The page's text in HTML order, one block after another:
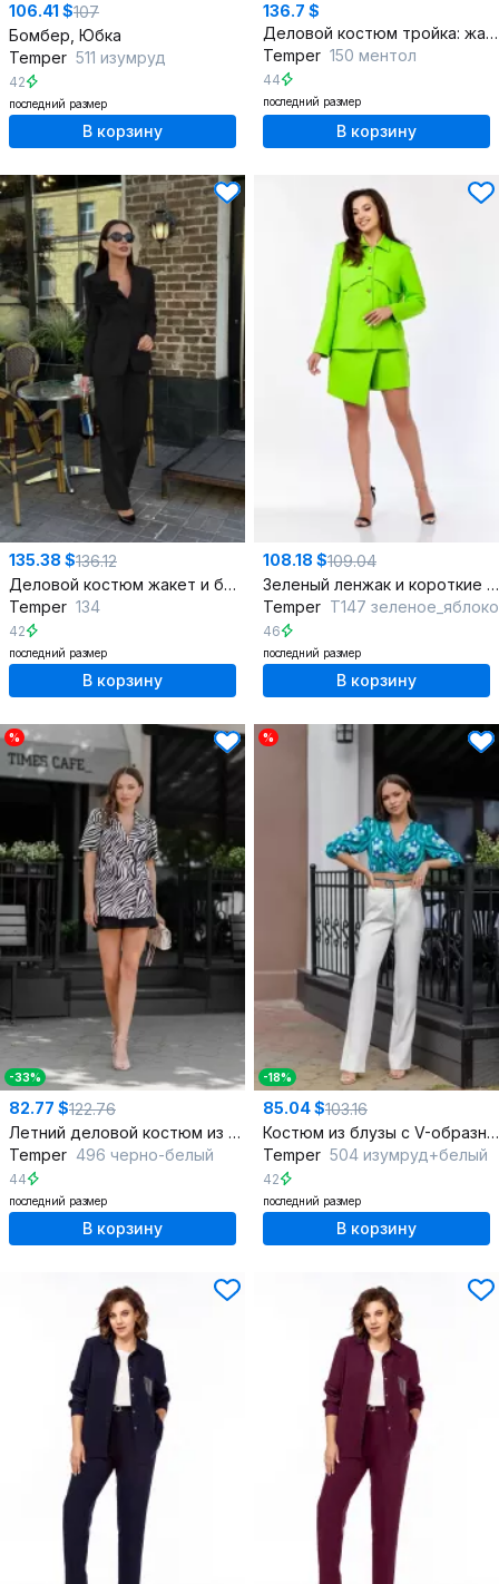
106.41 $107
Бомбер, Юбка
Temper 511 изумруд
42
последний размер
В корзину
136.7 $
Деловой костюм тройка: жакет, жилет и брюки
Temper 150 ментол
44
последний размер
В корзину
135.38 $136.12
Деловой костюм жакет и брюки прямого кроя из текстиля
Temper 134
42
последний размер
В корзину
108.18 $109.04
Зеленый ленжак и короткие шорты с отрезным поясом
Temper Т147 зеленое_яблоко
46
последний размер
В корзину
%
-33%
82.77 $122.76
Летний деловой костюм из вискозы и льна: жакет и шорты
Temper 496 черно-белый
44
последний размер
В корзину
%
-18%
85.04 $103.16
Костюм из блузы с V-образным вырезом и брюк с расклешением
Temper 504 изумруд+белый
42
последний размер
В корзину